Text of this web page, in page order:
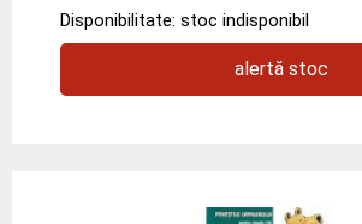
Disponibilitate: stoc indisponibil
alertă stoc